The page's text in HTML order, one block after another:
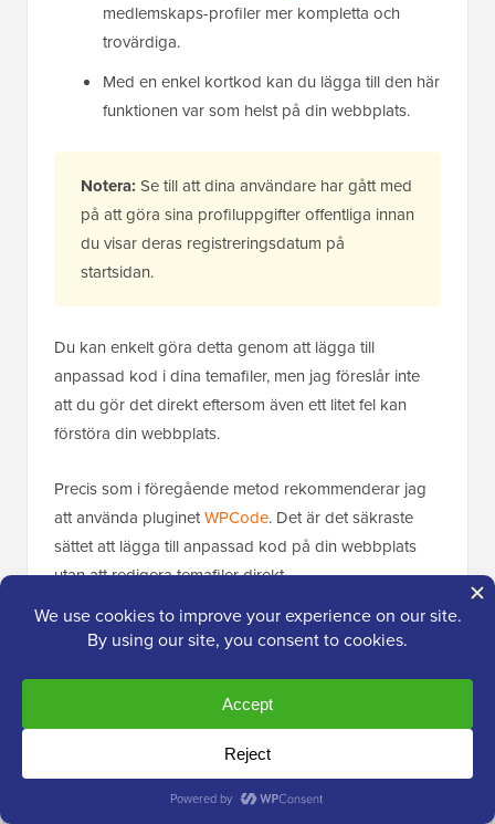
medlemskaps-profiler mer kompletta och
trovärdiga.
Med en enkel kortkod kan du lägga till den här
funktionen var som helst på din webbplats.
Notera: Se till att dina användare har gått med
på att göra sina profiluppgifter offentliga innan
du visar deras registreringsdatum på
startsidan.
Du kan enkelt göra detta genom att lägga till
anpassad kod i dina temafiler, men jag föreslår inte
att du gör det direkt eftersom även ett litet fel kan
förstöra din webbplats.
Precis som i föregående metod rekommenderar jag
att använda pluginetWPCode. Det är det säkraste
sättet att lägga till anpassad kod på din webbplats
utan att redigera temafiler direkt.
Vi har också en detaljerad WPCode-recension
Du kan börja med att installera och aktivera pluginet
. Om du är osäker på hur du gör det, följ vår